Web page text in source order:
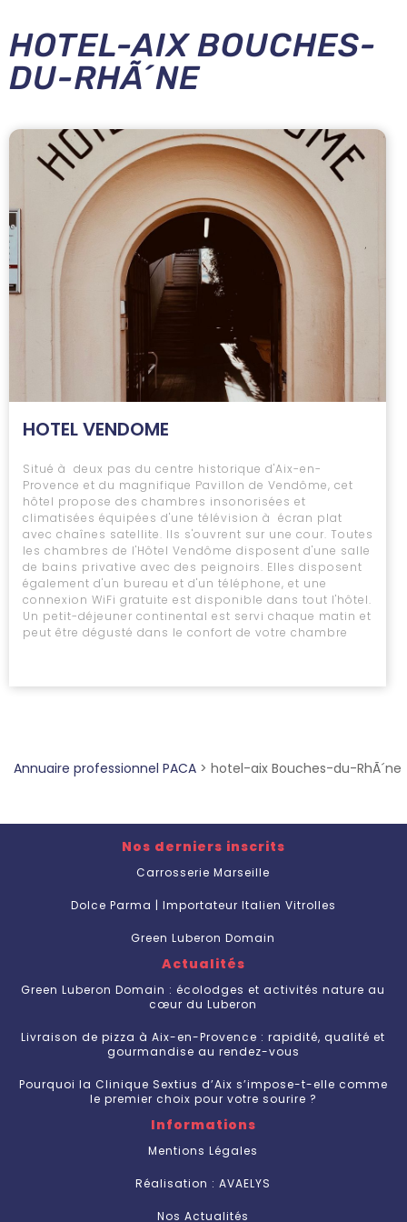
HOTEL-AIX BOUCHES-
DU-RHÃ´NE
HOTEL VENDOME
Situé à deux pas du centre historique d'Aix-en-
Provence et du magnifique Pavillon de Vendôme, cet
hôtel propose des chambres insonorisées et
climatisées équipées d'une télévision à écran plat
avec chaînes satellite. Ils s'ouvrent sur une cour. Toutes
les chambres de l'Hôtel Vendôme disposent d'une salle
de bains privative avec des peignoirs. Elles disposent
également d'un bureau et d'un téléphone, et une
connexion WiFi gratuite est disponible dans tout l'hôtel.
Un petit-déjeuner continental est servi chaque matin et
peut être dégusté dans le confort de votre chambre
Annuaire professionnel PACA > hotel-aix Bouches-du-RhÃ´ne
Nos derniers inscrits
Carrosserie Marseille
Dolce Parma | Importateur Italien Vitrolles
Green Luberon Domain
Actualités
Green Luberon Domain : écolodges et activités nature au
cœur du Luberon
Livraison de pizza à Aix-en-Provence : rapidité, qualité et
gourmandise au rendez-vous
Pourquoi la Clinique Sextius d’Aix s’impose-t-elle comme
le premier choix pour votre sourire ?
Informations
Mentions Légales
Réalisation : AVAELYS
Nos Actualités